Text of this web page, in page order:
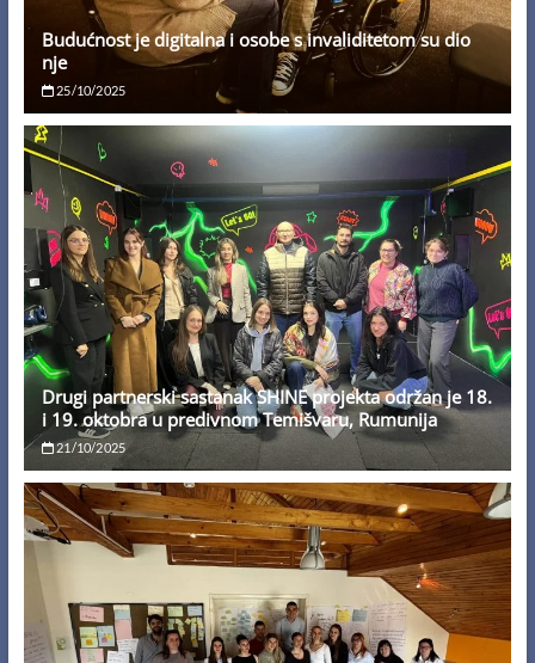
Budućnost je digitalna i osobe s invaliditetom su dio
nje
25/10/2025
Drugi partnerski sastanak SHINE projekta održan je 18.
i 19. oktobra u predivnom Temišvaru, Rumunija
21/10/2025